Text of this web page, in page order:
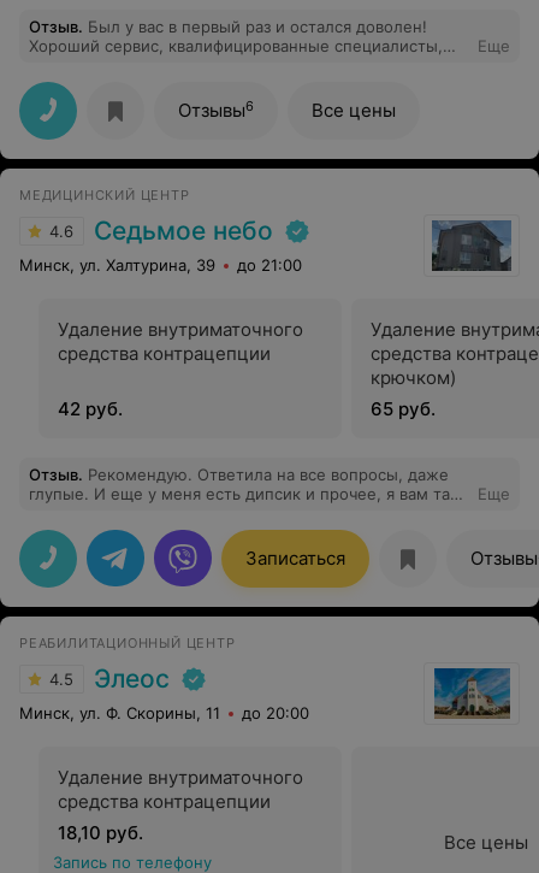
Отзыв. Был у вас в первый раз и остался доволен!
Хороший сервис, квалифицированные специалисты,
необходимости приду к вам еще!
Еще
Отзывы6 Все цены
МЕДИЦИНСКИЙ ЦЕНТР
4.6 Седьмое небо
Минск, ул. Халтурина, 39 до 21:00
Удаление внутриматочного
средства контрацепции
42 руб.
Удаление
средства
крючком)
65 руб.
Отзыв. Рекомендую. Ответила на все вопросы, даже
глупые. И еще у меня есть дипсик и прочее, я вам так
рекомендаций, которые помогут как врач. Спасибо,
Светлана Ивановна
Еще
Записаться Отзывы
РЕАБИЛИТАЦИОННЫЙ ЦЕНТР
4.5 Элеос
Минск, ул. Ф. Скорины, 11 до 20:00
Удаление внутриматочного
средства контрацепции
18,10 руб.
Запись по телефону
Все цены